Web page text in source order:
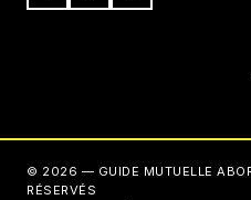
© 2026 — GUIDE MUTUELLE
RÉSERVÉS